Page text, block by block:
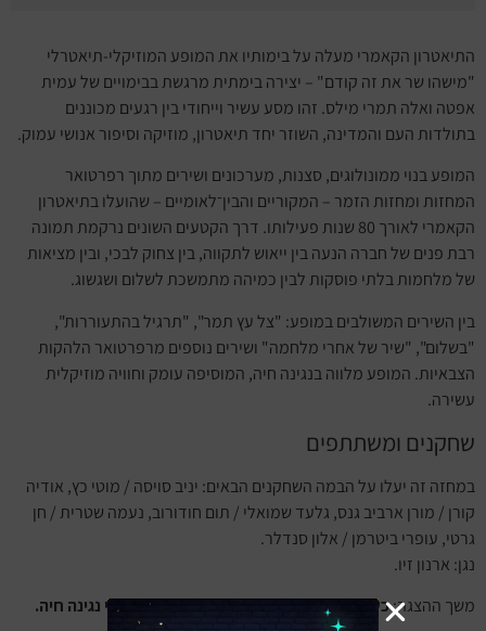
התיאטרון הקאמרי מעלה על בימותיו את המופע המוזיקלי-תיאטרלי
"מישהו שר את זה קודם" – יצירה בימתית מרגשת בבימויים של עמית
אפטה ואלה תמרי מילס. זהו מסע עשיר וייחודי בין רגעים מכוננים
בתולדות העם והמדינה, השוזר יחד תיאטרון, מוזיקה וסיפור אנושי עמוק.
המופע בנוי ממונולוגים, סצנות, מערכונים ושירים מתוך רפרטואר
המחזות ומחזות הזמר – המקוריים והבין־לאומיים – שהועלו בתיאטרון
הקאמרי לאורך 80 שנות פעילותו. דרך הקטעים השונים נרקמת תמונה
רבת פנים של חברה הנעה בין ייאוש לתקווה, בין צחוק לבכי, ובין מציאות
של מלחמות בלתי פוסקות לבין כמיהה מתמשכת לשלום ושגשוג.
בין השירים המשולבים במופע: "צל עץ תמר", "תרגיל בהתעוררות",
"בשלום", "שיר של אחרי מלחמה" ושירים נוספים מרפרטואר הלהקות
הצבאיות. המופע מלווה בנגינה חיה, המוסיפה עומק וחוויה מוזיקלית
עשירה.
שחקנים ומשתתפים
במחזה זה יעלו על הבמה השחקנים הבאים: יניב סויסה / מוטי כץ, אודיה
קורן / מורן ארביב גנס, גלעד שמואלי / תום חודורוב, נעמה שטרית / חן
גרטי, עופרי ביטרמן / אלון סנדלר.
נגן: ארנון זיו.
משך ההצגה:כשעה וחצי (90 דקות), ללא הפסקה ובליווי נגינה חיה.